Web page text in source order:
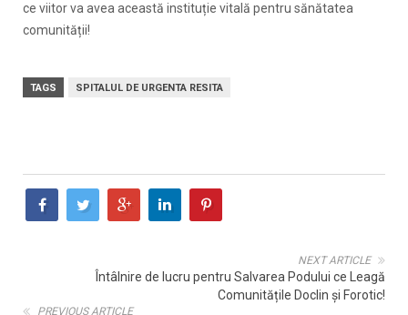
ce viitor va avea această instituție vitală pentru sănătatea
comunității!
TAGS SPITALUL DE URGENTA RESITA
NEXT ARTICLE
Întâlnire de lucru pentru Salvarea Podului ce Leagă
Comunitățile Doclin și Forotic!
PREVIOUS ARTICLE